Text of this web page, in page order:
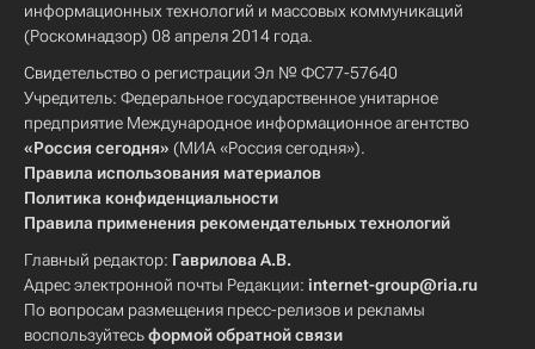
информационных технологий и массовых коммуникаций
(Роскомнадзор) 08 апреля 2014 года.
Свидетельство о регистрации Эл № ФС77-57640
Учредитель: Федеральное государственное унитарное
предприятие Международное информационное агентство
«Россия сегодня» (МИА «Россия сегодня»).
Правила использования материалов
Политика конфиденциальности
Правила применения рекомендательных технологий
Главный редактор: Гаврилова А.В.
Адрес электронной почты Редакции: internet-group@ria.ru
По вопросам размещения пресс-релизов и рекламы
воспользуйтесьформой обратной связи